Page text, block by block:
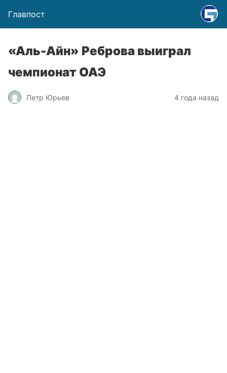
Главпост
«Аль-Айн» Реброва выиграл
чемпионат ОАЭ
Петр Юрьев 4 года назад